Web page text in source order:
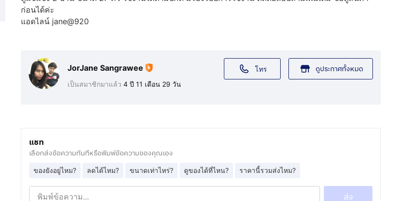
ก่อนได้ค่ะ
แอดไลน์ jane@920
JorJane Sangrawee
เป็นสมาชิกมาแล้ว 4 ปี 11 เดือน 29 วัน
โทร ดูประกาศทั้งหมด
แชท
เลือกส่งข้อความทันทีหรือพิมพ์ข้อความของคุณเอง
ของยังอยู่ไหม? ลดได้ไหม? ขนาดเท่าไหร่? ดูของได้ที่ไหน? ราคานี้รวมส่งไหม?
ส่ง